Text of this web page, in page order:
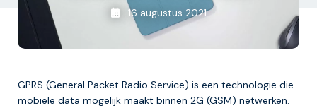
16 augustus 2021
GPRS (General Packet Radio Service) is een technologie die
mobiele data mogelijk maakt binnen 2G (GSM) netwerken.